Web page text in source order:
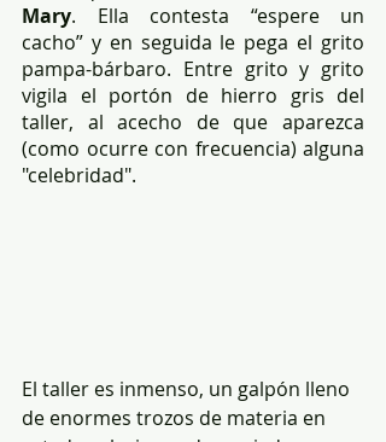
Mary. Ella contesta “espere un
cacho” y en seguida le pega el grito
pampa-bárbaro. Entre grito y grito
vigila el portón de hierro gris del
taller, al acecho de que aparezca
(como ocurre con frecuencia) alguna
"celebridad".
El taller es inmenso, un galpón lleno
de enormes trozos de materia en